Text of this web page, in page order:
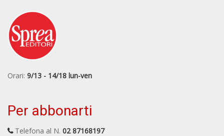
Orari: 9/13 - 14/18 lun-ven
Per abbonarti
Telefona al N. 02 87168197